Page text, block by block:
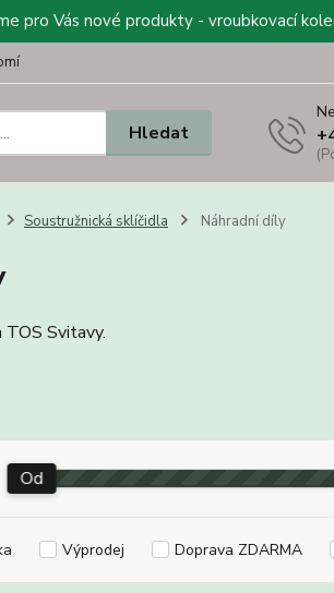
pro Vás nové produkty - vroubkovací
Hledat
Soustružnická sklíčidla Náhradní díly
Svitavy.
Od
Výprodej Doprava ZDARMA